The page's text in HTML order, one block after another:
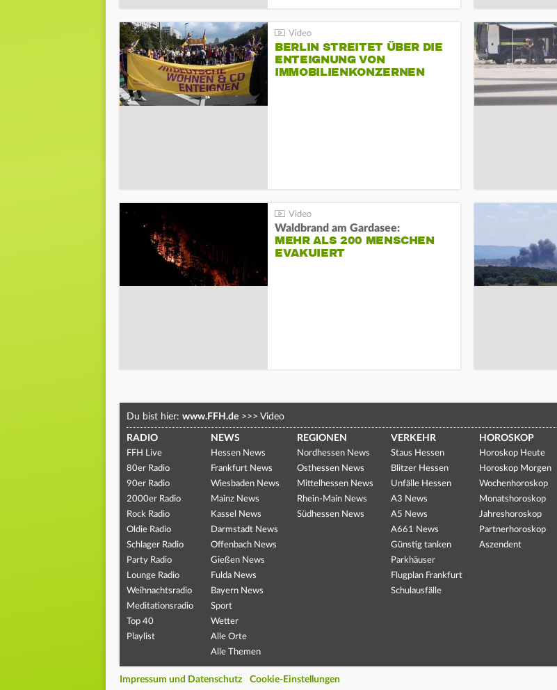
BERLIN STREITET ÜBER DIE
ENTEIGNUNG VON
IMMOBILIENKONZERNEN
Waldbrand am Gardasee:
MEHR ALS 200 MENSCHEN
EVAKUIERT
Du bist hier: www.FFH.de >>> Video
RADIO
FFH Live
80er Radio
90er Radio
2000er Radio
Rock Radio
Oldie Radio
Schlager Radio
Party Radio
Lounge Radio
Weihnachtsradio
Meditationsradio
Top 40
Playlist
NEWS
Hessen News
Frankfurt News
Wiesbaden News
Mainz News
Kassel News
Darmstadt News
Offenbach News
Gießen News
Fulda News
Bayern News
Sport
Wetter
Alle Orte
Alle Themen
REGIONEN
Nordhessen News
Osthessen News
Mittelhessen News
Rhein-Main News
Südhessen News
VERKEHR
Staus Hessen
Blitzer Hessen
Unfälle Hessen
A3 News
A5 News
A661 News
Günstig tanken
Parkhäuser
Flugplan Frankfurt
Schulausfälle
HOROSKOP
Horoskop Heute
Horoskop Morgen
Wochenhoroskop
Monatshoroskop
Jahreshoroskop
Partnerhoroskop
Aszendent
Impressum und Datenschutz Cookie-Einstellungen